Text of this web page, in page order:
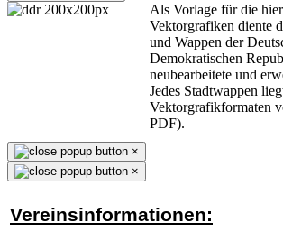
Als Vorlage für die
Vektorgrafiken diente
und Wappen der
Demokratischen
neubearbeitete und
Jedes Stadtwappen
Vektorgrafikformaten
PDF).
×
×
Vereinsinformationen: